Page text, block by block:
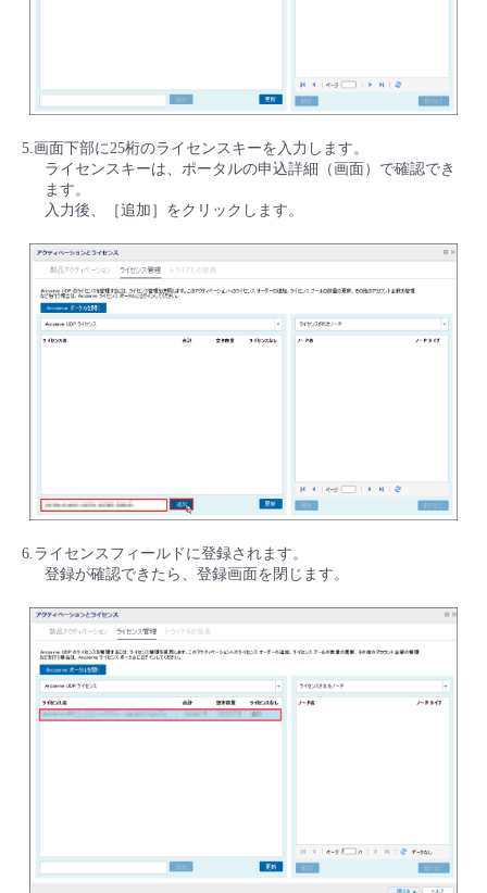
5.画面下部に25桁のライセンスキーを入力します。
ライセンスキーは、ポータルの申込詳細（画面）で確認でき
ます。
入力後、［追加］をクリックします。
6.ライセンスフィールドに登録されます。
登録が確認できたら、登録画面を閉じます。